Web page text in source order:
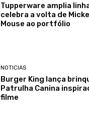
Tupperware amplia
celebra a volta de
Mouse ao portfólio
NOTICIAS
Burger King lança
Patrulha Canina
filme